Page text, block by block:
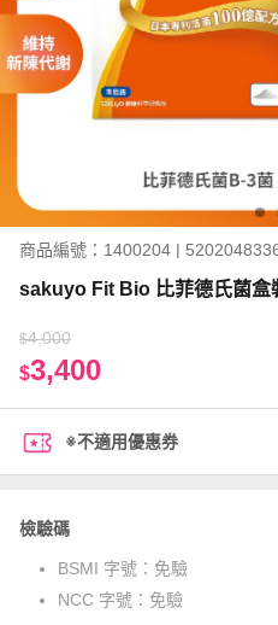
商品編號：1400204 |
sakuyo Fit Bio 比菲德氏菌盒
$4,000
$3,400
※不適用優惠券
檢驗碼
BSMI 字號： 免驗
NCC 字號： 免驗